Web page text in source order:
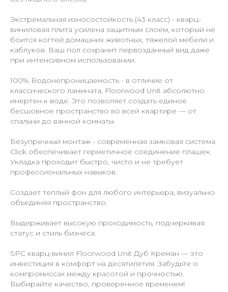
Экстремальная износостойкость (43 класс) - кварц-
виниловая плита усилена защитным слоем, который не
боится когтей домашних животных, тяжелой мебели и
каблуков. Ваш пол сохранит первозданный вид даже
при интенсивном использовании.
100% Водонепроницаемость - в отличие от
классического ламината, Floorwood Unit абсолютно
инертен к воде. Это позволяет создать единое
бесшовное пространство во всей квартире — от
спальни до ванной комнаты.
Безупречный монтаж - современная замковая система
Click обеспечивает герметичное соединение плашек.
Укладка проходит быстро, чисто и не требует
профессиональных навыков.
Создает теплый фон для любого интерьера, визуально
объединяя пространство.
Выдерживает высокую проходимость, подчеркивая
статус и стиль бизнеса.
SPC кварц-винил Floorwood Unit Дуб Креман — это
инвестиция в комфорт на десятилетия. Забудьте о
компромиссах между красотой и прочностью.
Выбирайте качество, проверенное временем!